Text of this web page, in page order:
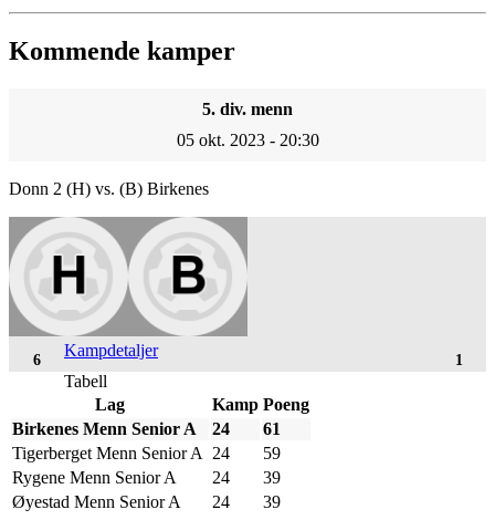
Kommende kamper
5. div. menn
05 okt. 2023 - 20:30
Donn 2 (H) vs. (B) Birkenes
1
6
Kampdetaljer
Tabell
Lag
Kamp Poeng
Birkenes Menn Senior A
24
61
Tigerberget Menn Senior A
24
59
Rygene Menn Senior A
24
39
Øyestad Menn Senior A
24
39